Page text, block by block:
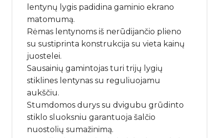
lentynų lygis padidina gaminio ekrano
matomumą.
Rėmas lentynoms iš nerūdijančio plieno
su sustiprinta konstrukcija su vieta kainų
juostelei.
Sausainių gamintojas turi trijų lygių
stiklines lentynas su reguliuojamu
aukščiu.
Stumdomos durys su dvigubu grūdinto
stiklo sluoksniu garantuoja šalčio
nuostolių sumažinimą.